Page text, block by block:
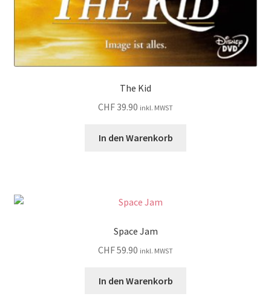
The Kid
CHF39.90 inkl. MWST
In den Warenkorb
Space Jam
CHF59.90 inkl. MWST
In den Warenkorb